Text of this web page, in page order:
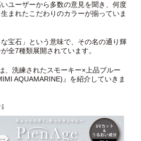
ユーザーから多数の意見を聞き、何度
まれたこだわりのカラーが揃っていま
宝石」という意味で、その名の通り輝
全7種類展開されています。
、洗練されたスモーキー×上品ブルー
AQUAMARINE)』を紹介していきま